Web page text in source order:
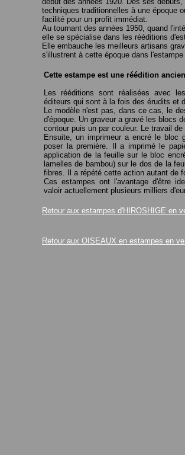
techniques traditionnelles à une époque
facilité pour un profit immédiat.
Au tournant des années 1950, quand
elle se spécialise dans les rééditions
Elle embauche les meilleurs artisans
s'illustrent à cette époque dans l'estampe
Cette estampe est une réédition
Les rééditions sont réalisées avec
éditeurs qui sont à la fois des érudits et
Le modèle n'est pas, dans ce cas, le
d'époque. Un graveur a gravé les blocs
contour puis un par couleur. Le travail
Ensuite, un imprimeur a encré le bloc
poser la première. Il a imprimé le
application de la feuille sur le bloc
lamelles de bambou) sur le dos de la
fibres. Il a répété cette action autant de
Ces estampes ont l'avantage d'être
valoir actuellement plusieurs milliers
Retour aux estampes d'HIROSHIGE en
Retour aux OISEAUX en estampes en